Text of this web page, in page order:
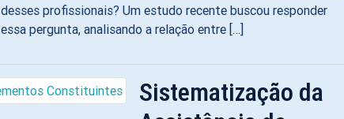
desses profissionais? Um estudo recente buscou responder
essa pergunta, analisando a relação entre […]
Sistematização da